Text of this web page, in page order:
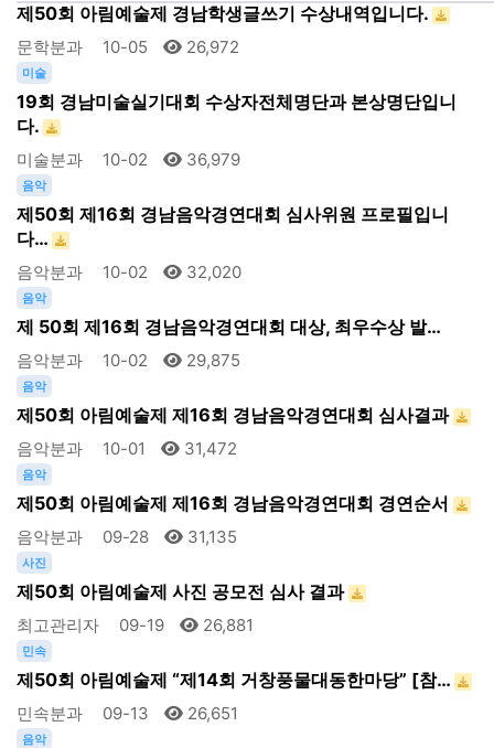
제50회 아림예술제 경남학생글쓰기 수상내역입니다.
문학분과 10-05 26,972
미술
19회 경남미술실기대회 수상자전체명단과 본상명단입니
다.
미술분과 10-02 36,979
음악
제50회 제16회 경남음악경연대회 심사위원 프로필입니
다…
음악분과 10-02 32,020
음악
제 50회 제16회 경남음악경연대회 대상, 최우수상 발…
음악분과 10-02 29,875
음악
제50회 아림예술제 제16회 경남음악경연대회 심사결과
음악분과 10-01 31,472
음악
제50회 아림예술제 제16회 경남음악경연대회 경연순서
음악분과 09-28 31,135
사진
제50회 아림예술제 사진 공모전 심사 결과
최고관리자 09-19 26,881
민속
제50회 아림예술제 “제14회 거창풍물대동한마당” [참…
민속분과 09-13 26,651
음악